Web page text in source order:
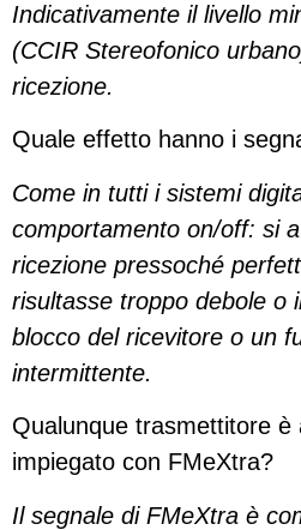
Indicativamente il livello
(CCIR Stereofonico
ricezione.
Quale effetto hanno i
Come in tutti i sistemi
comportamento on/off: si
ricezione pressoché
risultasse troppo debole o
blocco del ricevitore o un
intermittente.
Qualunque trasmettitore è
impiegato con FMeXtra?
Il segnale di FMeXtra è